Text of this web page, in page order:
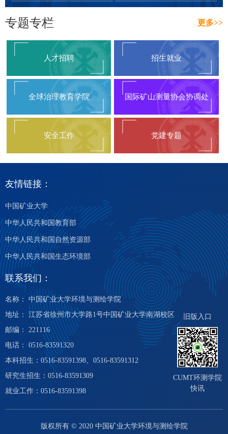
更多>>
专题专栏
人才招聘 招生就业
全球治理教育学院 国际矿山测量协会协调处
安全工作 党建专题
友情链接：
中国矿业大学
中华人民共和国教育部
中华人民共和国自然资源部
中华人民共和国生态环境部
联系我们：
名称： 中国矿业大学环境与测绘学院
地址： 江苏省徐州市大学路1号中国矿业大学南湖校区
邮编： 221116
电话： 0516-83591320
本科招生：0516-83591398、0516-83591312
研究生招生：0516-83591309
就业工作：0516-83591398
旧版入口
CUMT环测学院
快讯
版权所有 © 2020 中国矿业大学环境与测绘学院